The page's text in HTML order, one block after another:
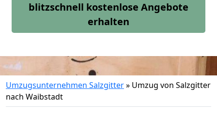
blitzschnell kostenlose Angebote
erhalten
Umzugsunternehmen Salzgitter» Umzug von Salzgitter
nach Waibstadt